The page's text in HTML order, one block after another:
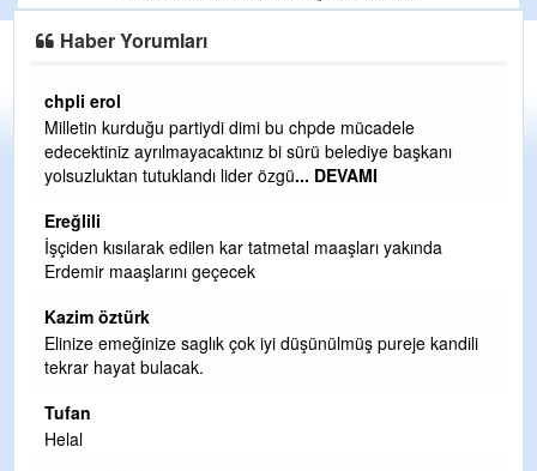
Haber Yorumları
chpli erol
Milletin kurduğu partiydi dimi bu chpde mücadele
edecektiniz ayrılmayacaktınız bi sürü belediye başkanı
yolsuzluktan tutuklandı lider özgü... DEVAMI
Ereğlili
İşçiden kısılarak edilen kar tatmetal maaşları yakında
Erdemir maaşlarını geçecek
Kazim öztürk
Elinize emeğinize saglık çok iyi düşünülmüş pureje kandili
tekrar hayat bulacak.
Tufan
Helal